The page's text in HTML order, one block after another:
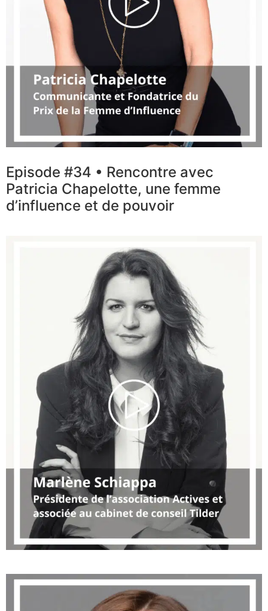
Episode #34 • Rencontre avec
Patricia Chapelotte, une femme
d’influence et de pouvoir